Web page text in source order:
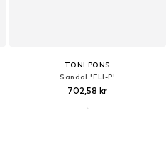
TONI PONS
Sandal 'ELI-P'
702,58 kr